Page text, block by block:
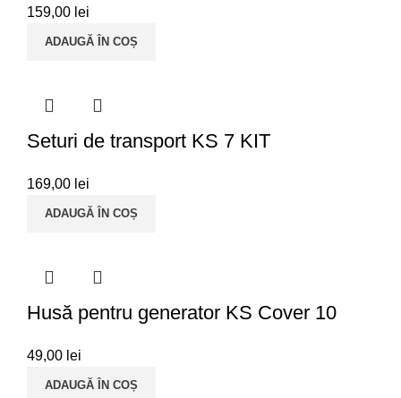
159,00 lei
ADAUGĂ ÎN COȘ
Seturi de transport KS 7 KIT
169,00 lei
ADAUGĂ ÎN COȘ
Husă pentru generator KS Cover 10
49,00 lei
ADAUGĂ ÎN COȘ